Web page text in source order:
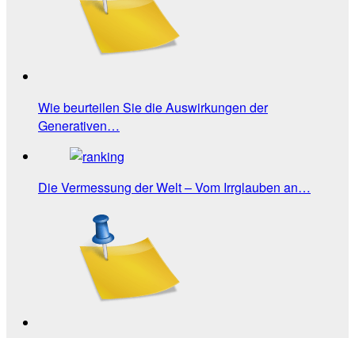
Wie beurteilen Sie die Auswirkungen der
Generativen…
Die Vermessung der Welt – Vom Irrglauben an…